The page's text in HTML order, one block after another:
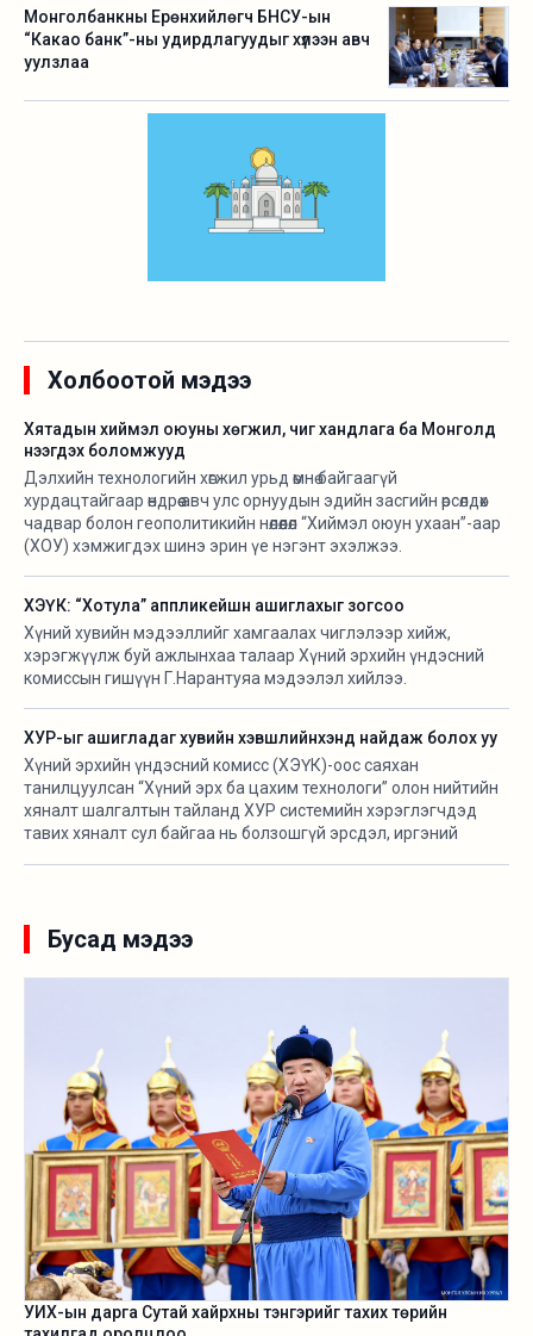
Монголбанкны Ерөнхийлөгч БНСУ-ын
“Какао банк”-ны удирдлагуудыг хүлээн авч
уулзлаа
Холбоотой мэдээ
Хятадын хиймэл оюуны хөгжил, чиг хандлага ба Монголд
нээгдэх боломжууд
Дэлхийн технологийн хөгжил урьд өмнө байгаагүй
хурдацтайгаар өндрөө авч улс орнуудын эдийн засгийн өрсөлдөх
чадвар болон геополитикийн нөлөөлөл “Хиймэл оюун ухаан”-аар
(ХОУ) хэмжигдэх шинэ эрин үе нэгэнт эхэлжээ.
ХЭҮК: “Хотула” аппликейшн ашиглахыг зогсоо
Хүний хувийн мэдээллийг хамгаалах чиглэлээр хийж,
хэрэгжүүлж буй ажлынхаа талаар Хүний эрхийн үндэсний
комиссын гишүүн Г.Нарантуяа мэдээлэл хийлээ.
ХУР-ыг ашигладаг хувийн хэвшлийнхэнд найдаж болох уу
Хүний эрхийн үндэсний комисс (ХЭҮК)-оос саяхан
танилцуулсан “Хүний эрх ба цахим технологи” олон нийтийн
хяналт шалгалтын тайланд ХУР системийн хэрэглэгчдэд
тавих хяналт сул байгаа нь болзошгүй эрсдэл, иргэний
Бусад мэдээ
УИХ-ын дарга Сутай хайрхны тэнгэрийг тахих төрийн